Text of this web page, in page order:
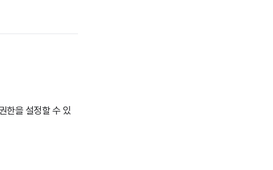
한을 설정할 수 있